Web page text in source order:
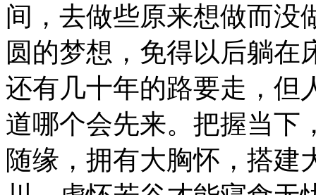
间，去做些原来想做而没
圆的梦想，免得以后躺在
还有几十年的路要走，但
道哪个会先来。把握当下
随缘，拥有大胸怀，搭建